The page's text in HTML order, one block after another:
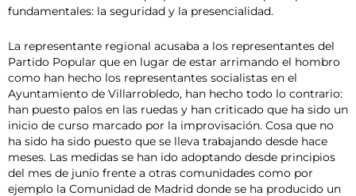
fundamentales: la seguridad y la presencialidad.
La representante regional acusaba a los representantes del
Partido Popular que en lugar de estar arrimando el hombro
como han hecho los representantes socialistas en el
Ayuntamiento de Villarrobledo, han hecho todo lo contrario:
han puesto palos en las ruedas y han criticado que ha sido un
inicio de curso marcado por la improvisación. Cosa que no
ha sido ha sido puesto que se lleva trabajando desde hace
meses. Las medidas se han ido adoptando desde principios
del mes de junio frente a otras comunidades como por
ejemplo la Comunidad de Madrid donde se ha producido un